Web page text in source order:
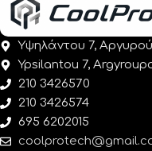
Υψηλάντου 7,
Ypsilantou 7,
210 3426570
210 3426574
695 6202015